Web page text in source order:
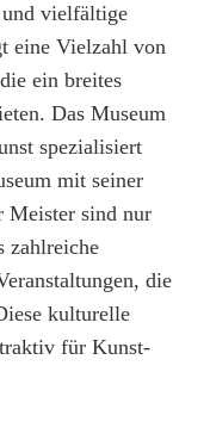
vielfältige
eine Vielzahl von
ein breites
Das Museum
spezialisiert
mit seiner
Meister sind nur
zahlreiche
die
kulturelle
für Kunst-